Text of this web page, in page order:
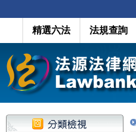
精選六法 法規查詢